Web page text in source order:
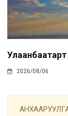
2026/08/06